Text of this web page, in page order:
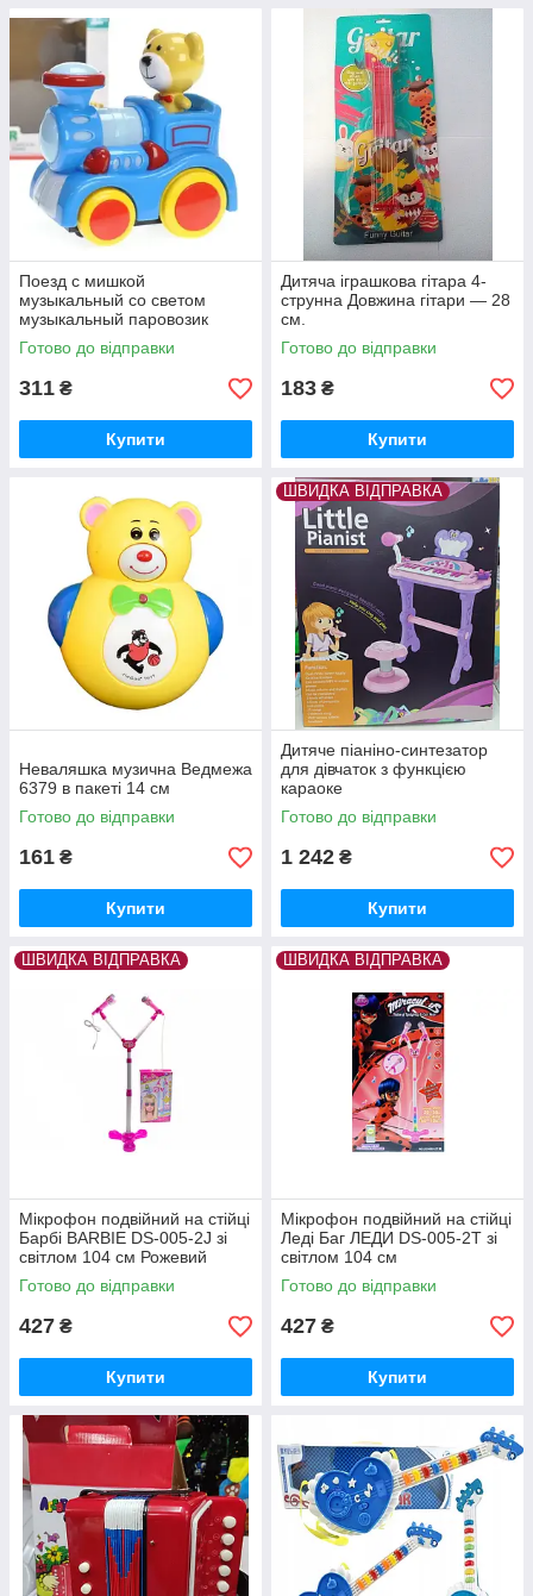
Поезд с мишкой
музыкальный со светом
музыкальный паровозик
приключения мишки
Готово до відправки
311 ₴
Купити
Дитяча іграшкова гітара 4-
струнна Довжина гітари — 28
см.
Готово до відправки
183 ₴
Купити
Неваляшка музична Ведмежа
6379 в пакеті 14 см
Готово до відправки
161 ₴
Купити
ШВИДКА ВІДПРАВКА
Дитяче піаніно-синтезатор
для дівчаток з функцією
караоке
Готово до відправки
1 242 ₴
Купити
ШВИДКА ВІДПРАВКА
Мікрофон подвійний на стійці
Барбі BARBIE DS-005-2J зі
світлом 104 см Рожевий
Готово до відправки
427 ₴
Купити
ШВИДКА ВІДПРАВКА
Мікрофон подвійний на стійці
Леді Баг ЛЕДИ DS-005-2T зі
світлом 104 см
Готово до відправки
427 ₴
Купити